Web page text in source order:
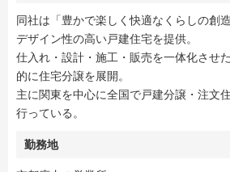
同社は「豊かで楽しく快適なくらしの創
デザイン性の高い戸建住宅を提供。
仕入れ・設計・施工・販売を一体化させ
的に住宅分譲を展開。
主に関東を中心に全国で戸建分譲・注文
行っている。
勤務地